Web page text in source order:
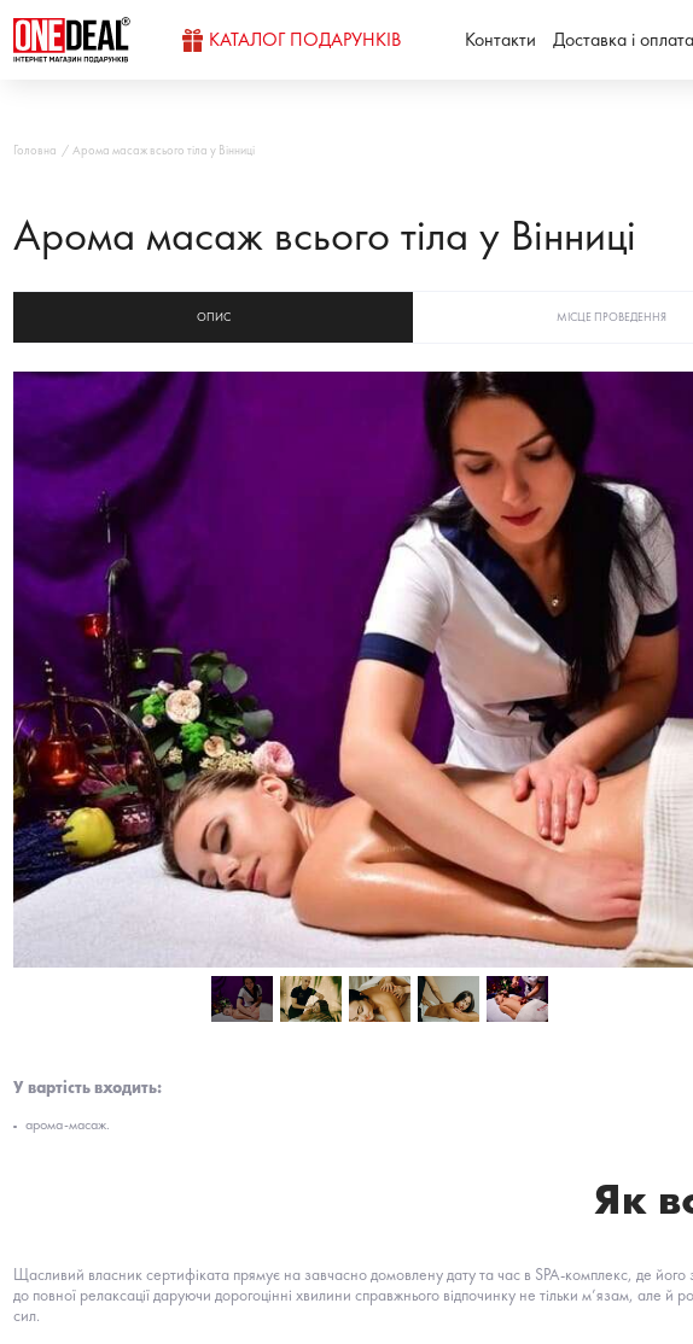
КАТАЛОГ ПОДАРУНКІВ Контакти Доставка і оплата
Головна Арома масаж всього тіла у Вінниці
Арома масаж всього тіла у Вінниці
ОПИС МІСЦЕ ПРОВЕДЕННЯ
У вартість входить:
арома-масаж.
Як
Щасливий власник сертифіката прямує на завчасно домовлену дату та час в SPA-комплекс, де
до повної релаксації даруючи дорогоцінні хвилини справжнього відпочинку не тільки м’язам,
сил.